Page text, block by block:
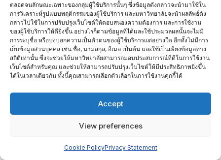
ตลอดจนลักษณะเฉพาะของกลุ่มผู้ใช้บริการนั้นๆ ซึ่งข้อมูลดังกล่าวจะนำมาใช้ใน
การวิเคราะห์รูปแบบพฤติกรรมของผู้ใช้บริการ และมหาวิทยาลัยจะนำผลลัพธ์ดัง
กล่าวไปใช้ในการปรับปรุงเว็บไซต์ให้ตอบสนองความต้องการ และการใช้งาน
ของผู้ใช้บริการให้ดียิ่งขึ้น อย่างไรก็ตามข้อมูลที่ได้และใช้ประมวลผลนั้นจะไม่มี
การระบุชื่อ หรือบ่งบอกความเป็นตัวตนของผู้ใช้บริการแต่อย่างใด อีกทั้งไม่มีการ
เก็บข้อมูลส่วนบุคคล เช่น ชื่อ, นามสกุล, อีเมล เป็นต้น และใช้เป็นเพียงข้อมูลทาง
สถิติเท่านั้น ซึ่งจะช่วยให้มหาวิทยาลัยสามารถมอบประสบการณ์ที่ดีในการใช้งาน
เว็บไซต์สำหรับคุณ และช่วยให้สามารถปรับปรุงเว็บไซต์ให้มีประสิทธิภาพยิ่งขึ้น
ได้ในเวลาเดียวกัน ทั้งนี้คุณสามารถเลือกตัวเลือกในการใช้งานคุกกี้ได้
Accept
View preferences
Cookie PolicyPrivacy Statement
ผู้ตรวจประเมิน MUQD
ผู้บริหาร
ปฏิทินกิจกรรม
การประเมินส่วนงานโดย TRIS ปี 2556-2559